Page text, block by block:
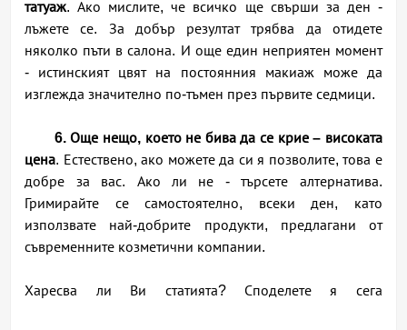
татуаж. Ако мислите, че всичко ще свърши за ден -
лъжете се. За добър резултат трябва да отидете
няколко пъти в салона. И още един неприятен момент
- истинският цвят на постоянния макиаж може да
изглежда значително по-тъмен през първите седмици.
6. Още нещо, което не бива да се крие – високата
цена. Естествено, ако можете да си я позволите, това е
добре за вас. Ако ли не - търсете алтернатива.
Гримирайте се самостоятелно, всеки ден, като
използвате най-добрите продукти, предлагани от
съвременните козметични компании.
Харесва ли Ви статията? Споделете я сега